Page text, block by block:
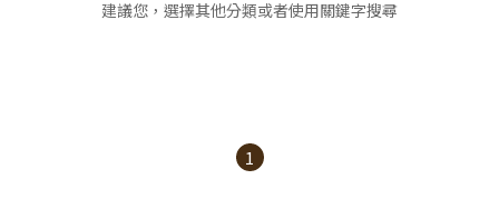
建議您，選擇其他分類或者使用關鍵字搜尋
1